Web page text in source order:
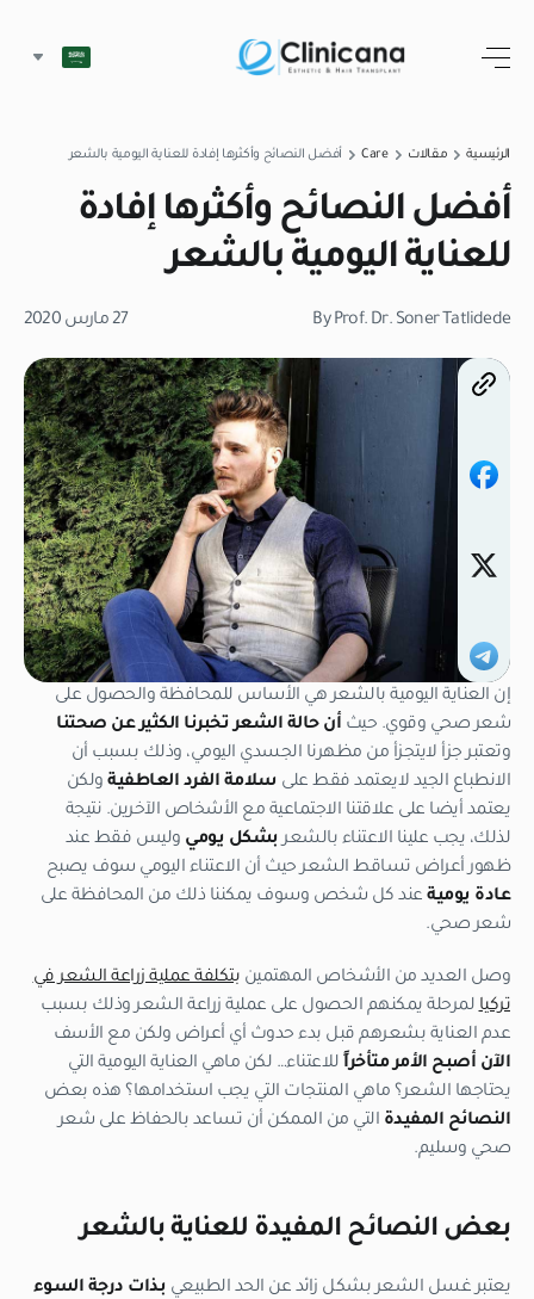
الرئيسية مقالات Care أفضل النصائح وأكثرها إفادة للعناية اليومية بالشعر
أفضل النصائح وأكثرها إفادة
للعناية اليومية بالشعر
By Prof. Dr. Soner Tatlidede 27 مارس 2020
إن العناية اليومية بالشعر هي الأساس للمحافظة والحصول على
شعر صحي وقوي. حيث أن حالة الشعر تخبرنا الكثير عن صحتنا
وتعتبر جزأ لايتجزأ من مظهرنا الجسدي اليومي، وذلك بسبب أن
الانطباع الجيد لايعتمد فقط على سلامة الفرد العاطفية ولكن
يعتمد أيضا على علاقتنا الاجتماعية مع الأشخاص الآخرين. نتيجة
لذلك، يجب علينا الاعتناء بالشعر بشكل يومي وليس فقط عند
ظهور أعراض تساقط الشعر حيث أن الاعتناء اليومي سوف يصبح
عادة يومية عند كل شخص وسوف يمكننا ذلك من المحافظة على
شعر صحي.
وصل العديد من الأشخاص المهتمين بتكلفة عملية زراعة الشعر في
تركيالمرحلة يمكنهم الحصول على عملية زراعة الشعر وذلك بسبب
عدم العناية بشعرهم قبل بدء حدوث أي أعراض ولكن مع الأسف
الآن أصبح الأمر متأخراً للاعتناء… لكن ماهي العناية اليومية التي
يحتاجها الشعر؟ ماهي المنتجات التي يجب استخدامها؟ هذه بعض
النصائح المفيدة التي من الممكن أن تساعد بالحفاظ على شعر
صحي وسليم.
بعض النصائح المفيدة للعناية بالشعر
يعتبر غسل الشعر بشكل زائد عن الحد الطبيعي بذات درجة السوء